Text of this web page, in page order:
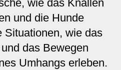
wie das Knallen
und die Hunde
Situationen, wie das
das Bewegen
Umhangs erleben.